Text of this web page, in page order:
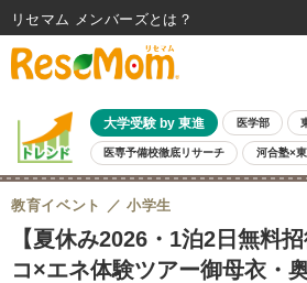
大学受験 by 東進 医学部
医専予備校徹底リサーチ 河合塾×
親子で考える大学選び 高校受験 中学受験
共通テスト 夏休み
8月開催イベント・WS 全国公立高校 過去問
自由研究教材（小学生向け） 自由研究教材（中学
【夏休み2026・1泊2日無料
コ×エネ体験ツアー御母衣・
教育イベント 小学生
リセマム メンバーズ